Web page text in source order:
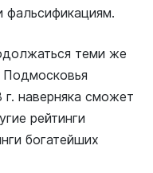
фальсификациям.
теми же
наверняка сможет
рейтинги
богатейших